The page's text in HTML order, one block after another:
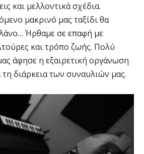
και μελλοντικά σχέδια.
μακρινό μας ταξίδι θα
Ήρθαμε σε επαφή με
και τρόπο ζωής. Πολύ
άφησε η εξαιρετική οργάνωση
τη διάρκεια των συναυλιών μας.